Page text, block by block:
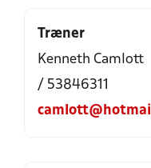
Træner
Kenneth Camlott
/ 53846311